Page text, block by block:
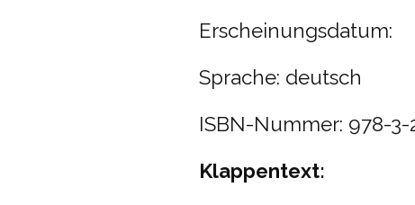
Erscheinungsdatum:
Sprache: deutsch
ISBN-Nummer: 978-3-
Klappentext: